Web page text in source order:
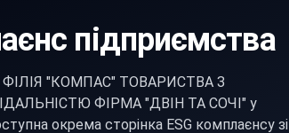
підприємства
"КОМПАС" ТОВАРИСТВА З
ФІРМА "ДВІН ТА СОЧІ" у
окрема сторінка ESG комплаєнсу зі